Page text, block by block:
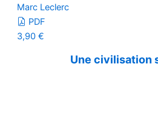
Marc Leclerc
PDF
3,90 €
Une civilisation